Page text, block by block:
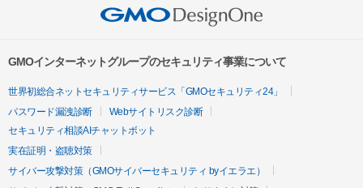
GMOインターネットグループのセキュリティ事業について
世界初総合ネットセキュリティサービス「GMOセキュリティ24」
パスワード漏洩診断
Webサイトリスク診断
セキュリティ相談AIチャットボット
実在証明・盗聴対策
サイバー攻撃対策（GMOサイバーセキュリティ byイエラエ）